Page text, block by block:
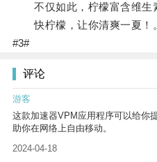
不仅如此，柠檬富含维生
快柠檬，让你清爽一夏！。
#3#
评论
游客
这款加速器VPM应用程序可以给你
助你在网络上自由移动。
2024-04-18